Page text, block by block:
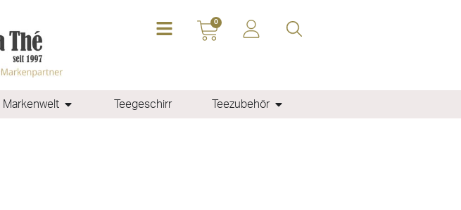
0
Markenwelt Teegeschirr Teezubehör